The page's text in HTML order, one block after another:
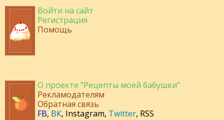
Войти на сайт
Регистрация
Помощь
О проекте "Рецепты моей бабушки"
Рекламодателям
Обратная связь
FB, ВК, Instagram, Twitter, RSS